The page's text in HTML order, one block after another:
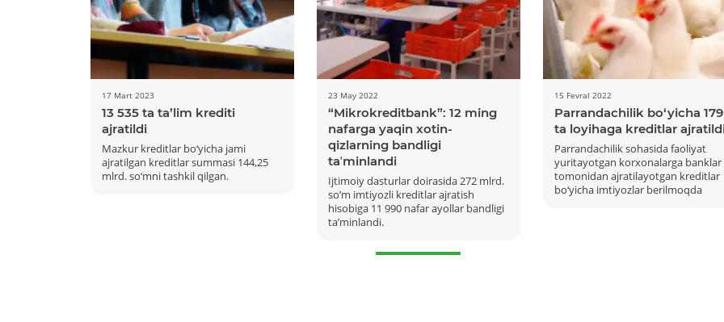
17 Mart 2023
13 535 ta ta’lim krediti
ajratildi
Mazkur kreditlar bo‘yicha jami
ajratilgan kreditlar summasi 144,25
mlrd. so‘mni tashkil qilgan.
23 May 2022
“Mikrokreditbank”: 12 ming
nafarga yaqin xotin-
qizlarning bandligi
taʼminlandi
Ijtimoiy dasturlar doirasida 272 mlrd.
soʼm imtiyozli kreditlar ajratish
hisobiga 11 990 nafar ayollar bandligi
taʼminlandi.
15 Fevral 2022
Parrandachilik bo‘yicha 179
ta loyihaga kreditlar
Parrandachilik sohasida faoliyat
yuritayotgan korxonalarga banklar
tomonidan ajratilayotgan kreditlar
bo‘yicha imtiyozlar berilmoqda
Kartani ochish Videoni ko‘rish